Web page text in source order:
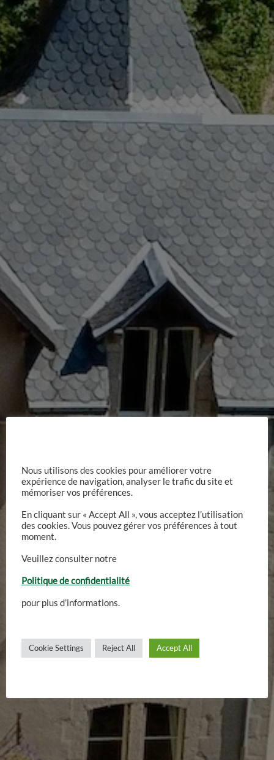
Video &
Photos
Nous utilisons des cookies pour améliorer votre
expérience de navigation, analyser le trafic du site et
mémoriser vos préférences.
En cliquant sur « Accept All », vous acceptez l’utilisation
des cookies. Vous pouvez gérer vos préférences à tout
moment.
Veuillez consulter notre
Politique de confidentialité
pour plus d’informations.
Cookie Settings Reject All Accept All